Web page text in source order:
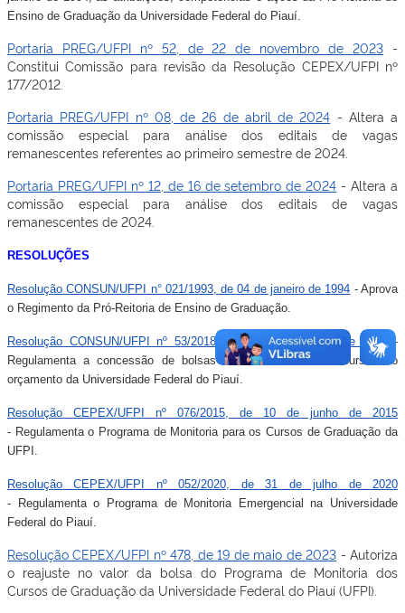
Ensino de Graduação da Universidade Federal do Piauí.
Portaria PREG/UFPI nº 52, de 22 de novembro de 2023 -
Constitui Comissão para revisão da Resolução CEPEX/UFPI nº
177/2012.
Portaria PREG/UFPI nº 08, de 26 de abril de 2024 - Altera a
comissão especial para análise dos editais de vagas
remanescentes referentes ao primeiro semestre de 2024.
Portaria PREG/UFPI nº 12, de 16 de setembro de 2024 - Altera a
comissão especial para análise dos editais de vagas
remanescentes de 2024.
RESOLUÇÕES
Resolução CONSUN/UFPI n° 021/1993, de 04 de janeiro de 1994 - Aprova
o Regimento da Pró-Reitoria de Ensino de Graduação.
Resolução CONSUN/UFPI nº 53/2018, de 17 de dezembro de 2018-
Regulamenta a concessão de bolsas a estudantes com recursos do
orçamento da Universidade Federal do Piauí.
Resolução CEPEX/UFPI nº 076/2015, de 10 de junho de 2015
- Regulamenta o Programa de Monitoria para os Cursos de Graduação da
UFPI.
Resolução CEPEX/UFPI nº 052/2020, de 31 de julho de 2020
- Regulamenta o Programa de Monitoria Emergencial na Universidade
Federal do Piauí.
Resolução CEPEX/UFPI nº 478, de 19 de maio de 2023 - Autoriza
o reajuste no valor da bolsa do Programa de Monitoria dos
Cursos de Graduação da Universidade Federal do Piauí (UFPI).